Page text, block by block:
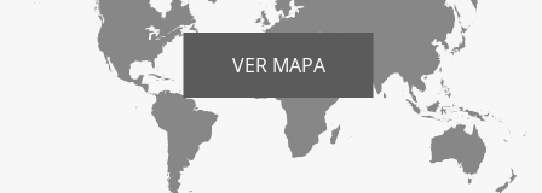
VER MAPA